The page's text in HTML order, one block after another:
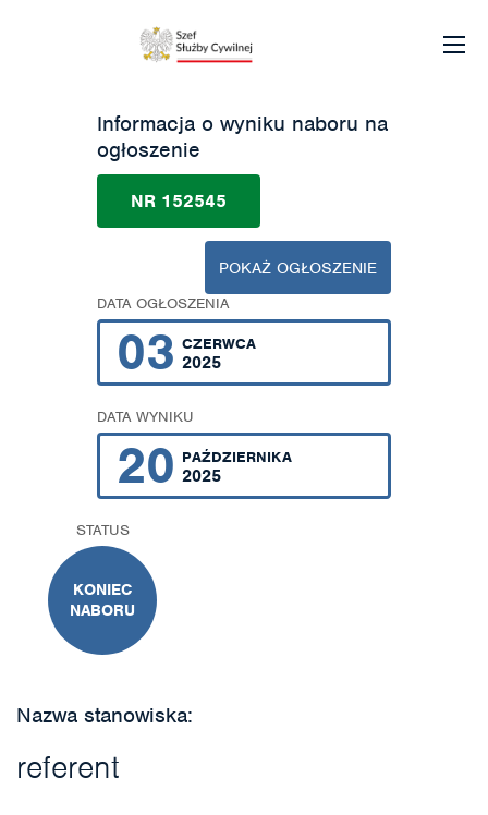
Informacja o wyniku naboru na
ogłoszenie
NR 152545
POKAŻ OGŁOSZENIE
DATA OGŁOSZENIA
03 CZERWCA
2025
DATA WYNIKU
20 PAŹDZIERNIKA
2025
STATUS
KONIEC
NABORU
Nazwa stanowiska:
referent